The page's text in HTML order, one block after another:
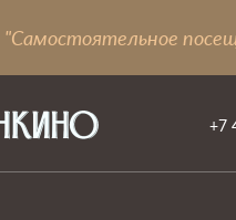
"Самостоятельное
+7